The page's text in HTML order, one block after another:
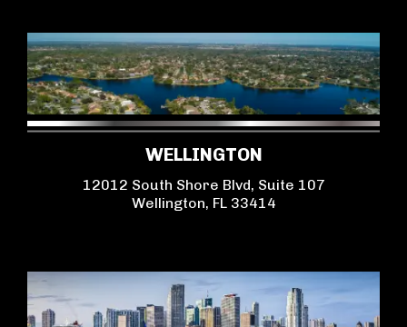
WELLINGTON
12012 South Shore Blvd, Suite 107
Wellington, FL 33414